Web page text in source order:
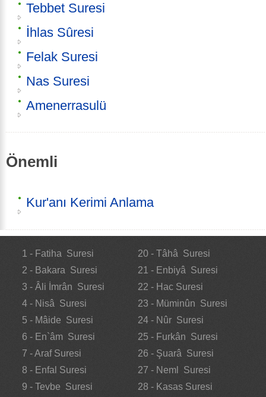
Tebbet Suresi
İhlas Sûresi
Felak Suresi
Nas Suresi
Amenerrasulü
Önemli
Kur'anı Kerimi Anlama
1 - Fatiha Suresi
2 - Bakara Suresi
3 - Âli İmrân Suresi
4 - Nisâ Suresi
5 - Mâide Suresi
6 - En`âm Suresi
7 - Araf Suresi
8 - Enfal Suresi
9 - Tevbe Suresi
20 - Tâhâ Suresi
21 - Enbiyâ Suresi
22 - Hac Suresi
23 - Müminûn Suresi
24 - Nûr Suresi
25 - Furkân Suresi
26 - Şuarâ Suresi
27 - Neml Suresi
28 - Kasas Suresi